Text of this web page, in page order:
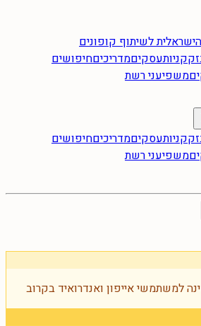
לשיתוף קופונים
קניותעסקיםמדריכיםחיפושים
משפיעני רשת
קניותעסקיםמדריכיםחיפושים
משפיעני רשת
למשתמשי אייפון ואנדרואיד בקרוב